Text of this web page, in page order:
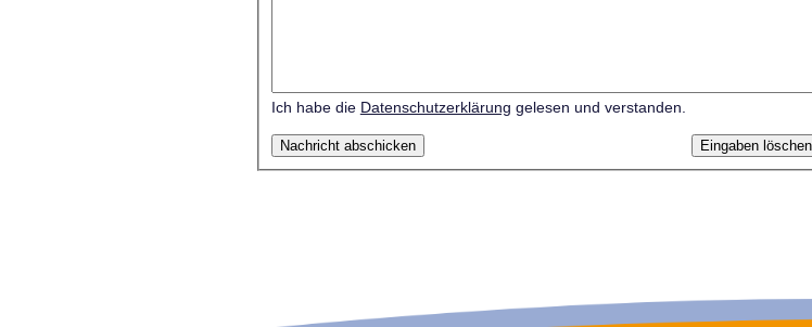
Ich habe die Datenschutzerklärung gelesen und verstanden.